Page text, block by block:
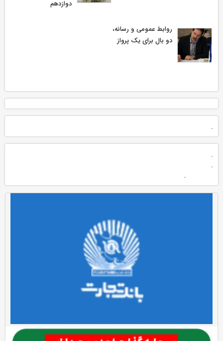
دوازدهم
روابط عمومی و رسانه،
دو بال برای یک پرواز
.
.
.
.